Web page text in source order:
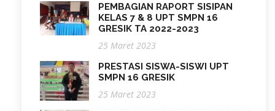
PEMBAGIAN RAPORT SISIPAN
KELAS 7 & 8 UPT SMPN 16
GRESIK TA 2022-2023
25 Maret 2023
PRESTASI SISWA-SISWI UPT
SMPN 16 GRESIK
25 Maret 2023